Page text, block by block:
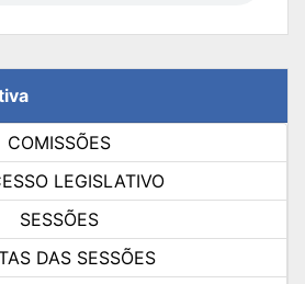
COMISSÕES
LEGISLATIVO
SESSÕES
DAS SESSÕES